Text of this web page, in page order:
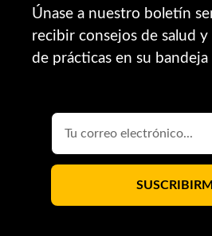
Únase a nuestro boletín
recibir consejos de salud y
de prácticas en su